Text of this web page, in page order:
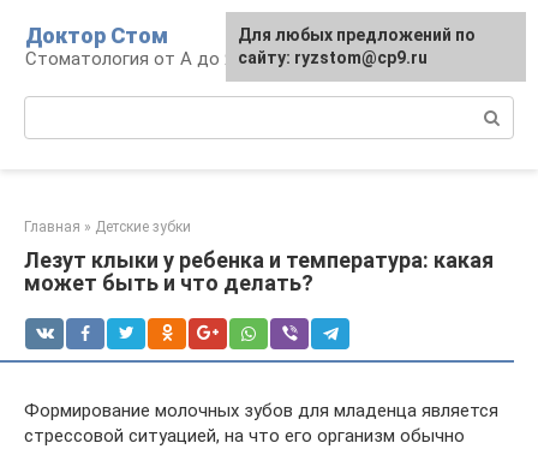
контенту
Доктор Стом
Стоматология от А до Я
Главная » Детские зубки
Лезут клыки у ребенка и температура: какая
может быть и что делать?
Формирование молочных зубов для младенца является
стрессовой ситуацией, на что его организм обычно
Для любых предложений по
сайту: ryzstom@cp9.ru